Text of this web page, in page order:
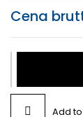
Cena
Add